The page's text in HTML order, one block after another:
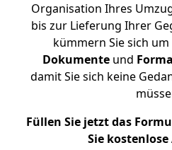
Organisation Ihres
bis zur Lieferung Ihrer
kümmern Sie sich
Dokumenteund
damit Sie sich keine
Füllen Sie jetzt das
Sie